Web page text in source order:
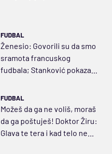
FUDBAL
Ženesio: Govorili su da smo
sramota francuskog
fudbala; Stanković pokazao
FUDBAL
Možeš da ga ne voliš, moraš
da ga poštuješ! Doktor Žiru:
Glava te tera i kad telo ne